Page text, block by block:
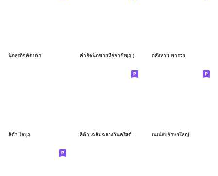
นักธุรกิจคิดบวก คำฮิตนักขายมืออาชีพ(ญ) อสังหาฯ พารวย
ลิต้า ใจบุญ เนเน่กับอักษรใหญ่